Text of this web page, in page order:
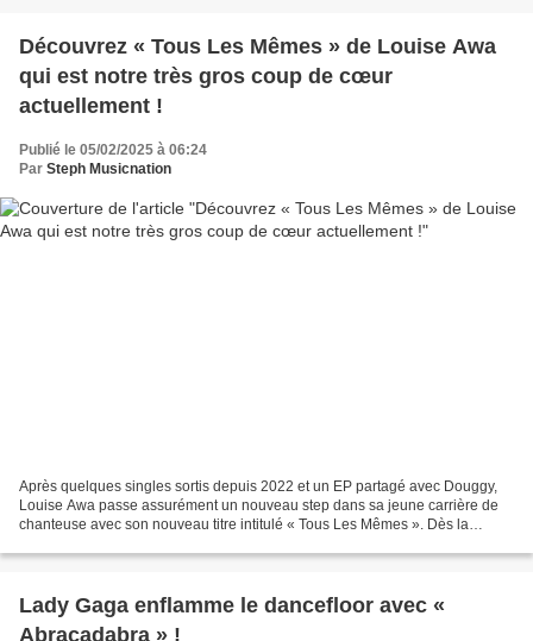
Découvrez « Tous Les Mêmes » de Louise Awa
qui est notre très gros coup de cœur
actuellement !
Publié le 05/02/2025 à 06:24
Par Steph Musicnation
Après quelques singles sortis depuis 2022 et un EP partagé avec Douggy,
Louise Awa passe assurément un nouveau step dans sa jeune carrière de
chanteuse avec son nouveau titre intitulé « Tous Les Mêmes ». Dès la
Lady Gaga enflamme le dancefloor avec «
Abracadabra » !